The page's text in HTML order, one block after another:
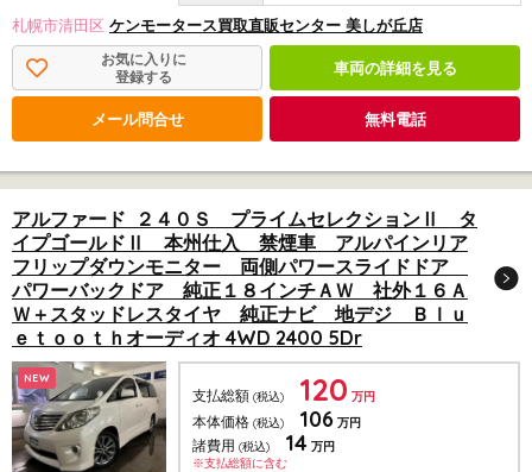
札幌市清田区 ケンモータース買取直販センター 美しが丘店
お気に入りに
登録する
車両の詳細を見る
メール問合せ 無料電話
アルファード ２４０Ｓ プライムセレクションⅡ タ
イプゴールドⅡ 本州仕入 禁煙車 アルパインリア
フリップダウンモニター 両側パワースライドドア
パワーバックドア 純正１８インチＡＷ 社外１６Ａ
Ｗ＋スタッドレスタイヤ 純正ナビ 地デジ Ｂｌｕ
ｅｔｏｏｔｈオーディオ 4WD 2400 5Dr
NEW
支払総額 (税込) 120 万円
本体価格 (税込) 106 万円
諸費用 (税込) 14 万円
※支払総額に含む